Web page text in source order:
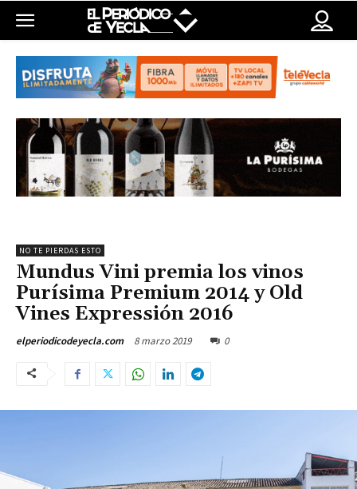
NO TE PIERDAS ESTO
Mundus Vini premia los vinos
Purísima Premium 2014 y Old
Vines Expressión 2016
elperiodicodeyecla.com 8 marzo 2019 0